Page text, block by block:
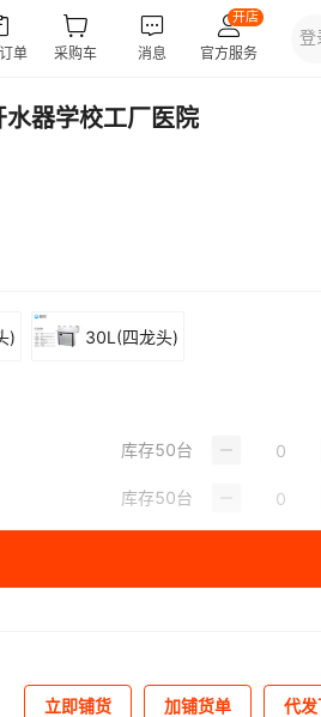
器学校工厂医院
) 30L(四龙头)
库存50台
库存50台
库存50台
立即铺货 加铺货单 代